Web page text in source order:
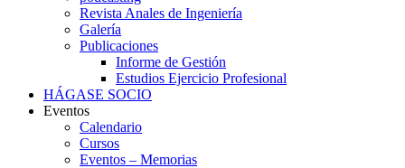
Revista Anales de Ingeniería
Galería
Publicaciones
Informe de Gestión
Estudios Ejercicio Profesional
HÁGASE SOCIO
Eventos
Calendario
Cursos
Eventos – Memorias